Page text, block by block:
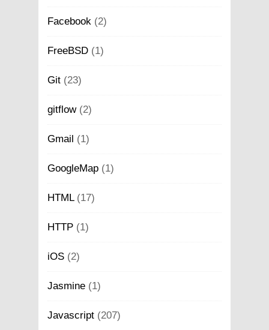
Facebook (2)
FreeBSD (1)
Git (23)
gitflow(2)
Gmail (1)
GoogleMap (1)
HTML(17)
HTTP (1)
iOS (2)
Jasmine (1)
Javascript (207)